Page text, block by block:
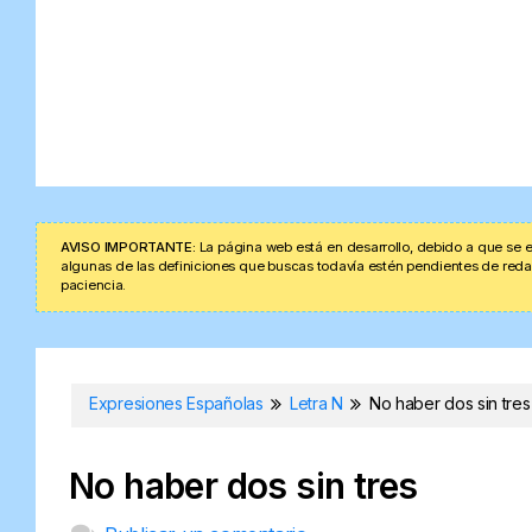
AVISO IMPORTANTE: La página web está en desarrollo, debido a que
algunas de las definiciones que buscas todavía estén pendientes de
paciencia.
Expresiones Españolas Letra N No haber dos sin tres
No haber dos sin tres